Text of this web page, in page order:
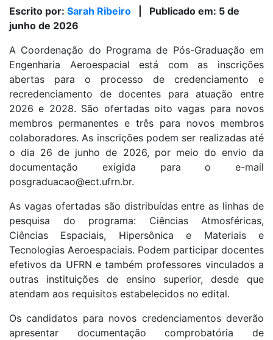
Escrito por: Sarah Ribeiro Publicado em: 5 de
junho de 2026
A Coordenação do Programa de Pós-Graduação em
Engenharia Aeroespacial está com as inscrições
abertas para o processo de credenciamento e
recredenciamento de docentes para atuação entre
2026 e 2028. São ofertadas oito vagas para novos
membros permanentes e três para novos membros
colaboradores. As inscrições podem ser realizadas até
o dia 26 de junho de 2026, por meio do envio da
documentação exigida para o e-mail
posgraduacao@ect.ufrn.br.
As vagas ofertadas são distribuídas entre as linhas de
pesquisa do programa: Ciências Atmosféricas,
Ciências Espaciais, Hipersônica e Materiais e
Tecnologias Aeroespaciais. Podem participar docentes
efetivos da UFRN e também professores vinculados a
outras instituições de ensino superior, desde que
atendam aos requisitos estabelecidos no edital.
Os candidatos para novos credenciamentos deverão
apresentar documentação comprobatória de